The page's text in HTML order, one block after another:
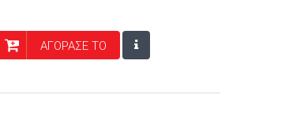
ΑΓΟΡΑΣΕ ΤΟ